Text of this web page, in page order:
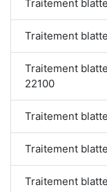
Traitement
Traitement
Traitement
22100
Traitement
Traitement
Traitement